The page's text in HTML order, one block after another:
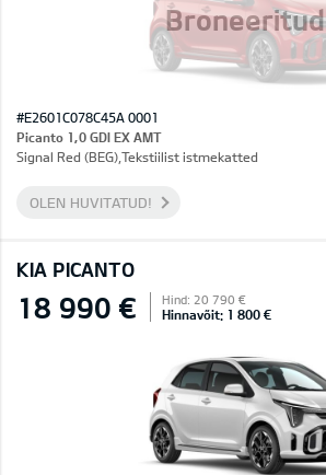
Broneeritud
#E2601C078C45A 0001
Picanto 1,0 GDI EX AMT
Signal Red (BEG),Tekstiilist istmekatted
OLEN HUVITATUD!
KIA PICANTO
18 990 € Hind: 20 790 €
Hinnavõit: 1 800 €